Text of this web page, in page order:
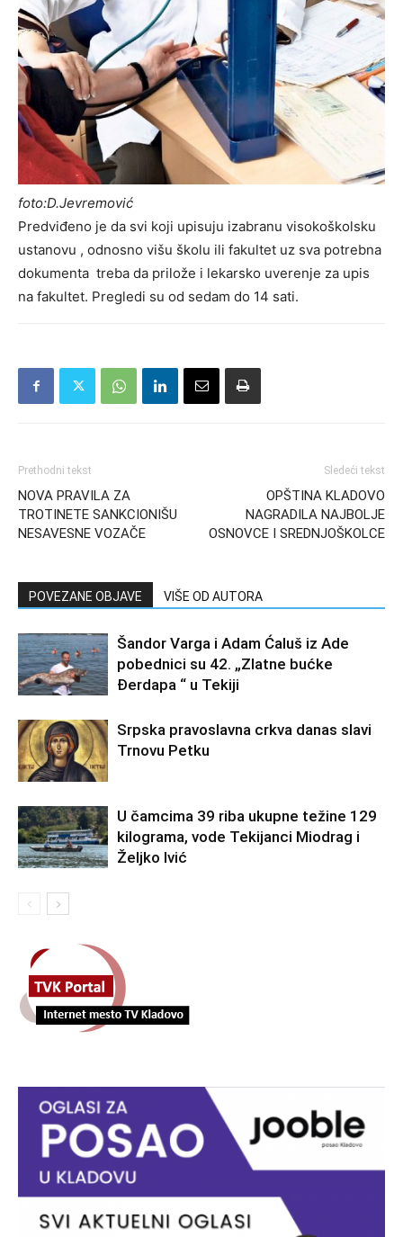
foto:D.Jevremović
Predviđeno je da svi koji upisuju izabranu visokoškolsku
ustanovu , odnosno višu školu ili fakultet uz sva potrebna
dokumenta treba da prilože i lekarsko uverenje za upis
na fakultet. Pregledi su od sedam do 14 sati.
Prethodni tekst
NOVA PRAVILA ZA
TROTINETE SANKCIONIŠU
NESAVESNE VOZAČE
Sledeći tekst
OPŠTINA KLADOVO
NAGRADILA NAJBOLJE
OSNOVCE I SREDNJOŠKOLCE
POVEZANE OBJAVE VIŠE OD AUTORA
Šandor Varga i Adam Ćaluš iz Ade
pobednici su 42. „Zlatne bućke
Đerdapa “ u Tekiji
Srpska pravoslavna crkva danas slavi
Trnovu Petku
U čamcima 39 riba ukupne težine 129
kilograma, vode Tekijanci Miodrag i
Željko Ivić